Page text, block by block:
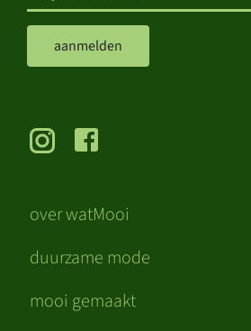
over watMooi
duurzame mode
mooi gemaakt
aanmelden